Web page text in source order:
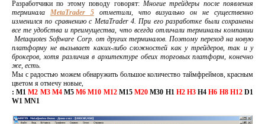
Разработчики по этому поводу говорят: Многие трейдеры после появления
терминала MetaTrader 5отметили, что визуально он не существенно
изменился по сравнению с MetaTrader 4. При его разработке были сохранены
все те удобства и преимущества, что всегда отличали терминалы компании
Metaquotes Software Corp. от других терминалов. Поэтому переход на новую
платформу не вызывает каких-либо сложностей как у трейдеров, так и у
брокеров, хотя различия в архитектуре обеих торговых платформ, конечно
же, есть.
Мы с радостью можем обнаружить большое количество таймфреймов, красным
цветом я отмечу новые,
: M1M2 M3 M4M5M6 M10 M12M15M20 M30 H1 H2 H3H4H6 H8 H12D1
W1 MN1